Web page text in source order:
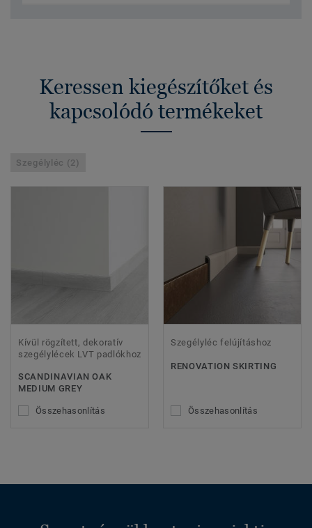
Keressen kiegészítőket és
kapcsolódó termékeket
Szegélyléc (2)
Kívül rögzített, dekoratív
szegélylécek LVT padlókhoz
SCANDINAVIAN OAK
MEDIUM GREY
Összehasonlítás
Szegélyléc felújításhoz
RENOVATION SKIRTING
Összehasonlítás